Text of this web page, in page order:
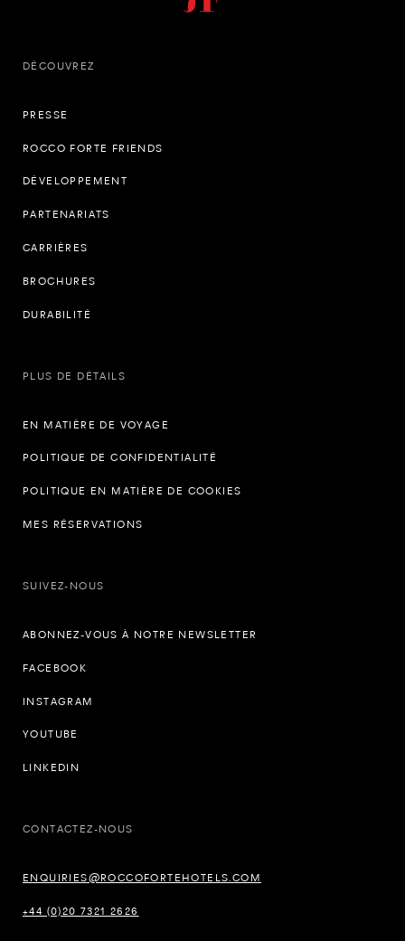
DÉCOUVREZ
PRESSE
ROCCO FORTE FRIENDS
DÉVELOPPEMENT
PARTENARIATS
CARRIÈRES
BROCHURES
DURABILITÉ
PLUS DE DÉTAILS
EN MATIÈRE DE VOYAGE
POLITIQUE DE CONFIDENTIALITÉ
POLITIQUE EN MATIÈRE DE COOKIES
MES RÉSERVATIONS
SUIVEZ-NOUS
ABONNEZ-VOUS À NOTRE NEWSLETTER
FACEBOOK
INSTAGRAM
YOUTUBE
LINKEDIN
CONTACTEZ-NOUS
ENQUIRIES@ROCCOFORTEHOTELS.COM
+44 (0)20 7321 2626